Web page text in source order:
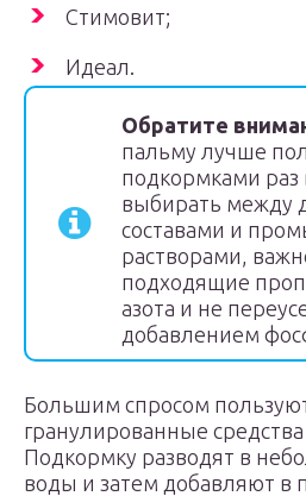
Стимовит;
Идеал.
Обратите
пальму лучше
подкормками раз
выбирать между
составами и
растворами,
подходящие
азота и не
добавлением
Большим спросом
гранулированные
Подкормку разводят в
воды и затем добавляют в